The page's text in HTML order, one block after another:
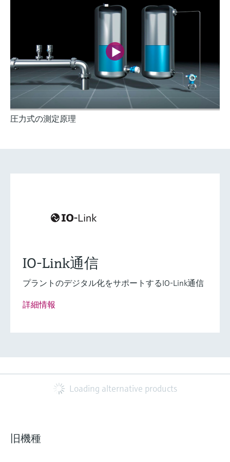
圧力式の測定原理
IO-Link通信
プラントのデジタル化をサポートするIO-Link通信
詳細情報
Loading alternative products
旧機種